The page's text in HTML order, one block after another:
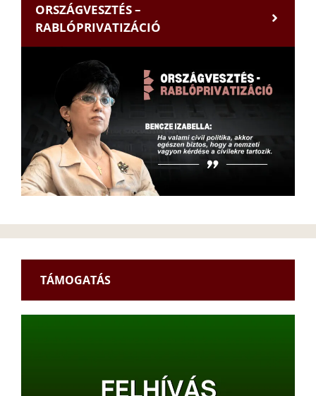
ORSZÁGVESZTÉS –
RABLÓPRIVATIZÁCIÓ
TÁMOGATÁS